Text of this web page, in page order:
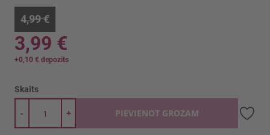
4,99 €
3,99 €
+0,10 € depozīts
Skaits
+
- PIEVIENOT GROZAM